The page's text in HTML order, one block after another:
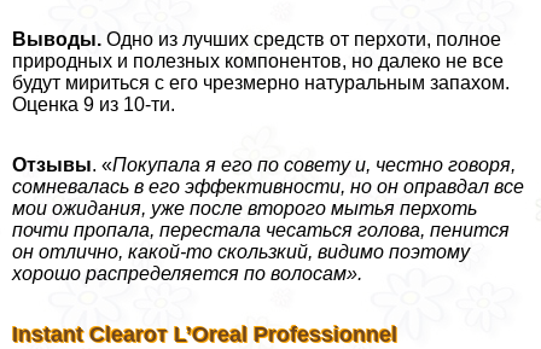
Выводы. Одно из лучших средств от перхоти, полное
природных и полезных компонентов, но далеко не все
будут мириться с его чрезмерно натуральным запахом.
Оценка 9 из 10-ти.
Отзывы. «Покупала я его по совету и, честно говоря,
сомневалась в его эффективности, но он оправдал все
мои ожидания, уже после второго мытья перхоть
почти пропала, перестала чесаться голова, пенится
он отлично, какой-то скользкий, видимо поэтому
хорошо распределяется по волосам».
Instant Clearот L’Oreal Professionnel